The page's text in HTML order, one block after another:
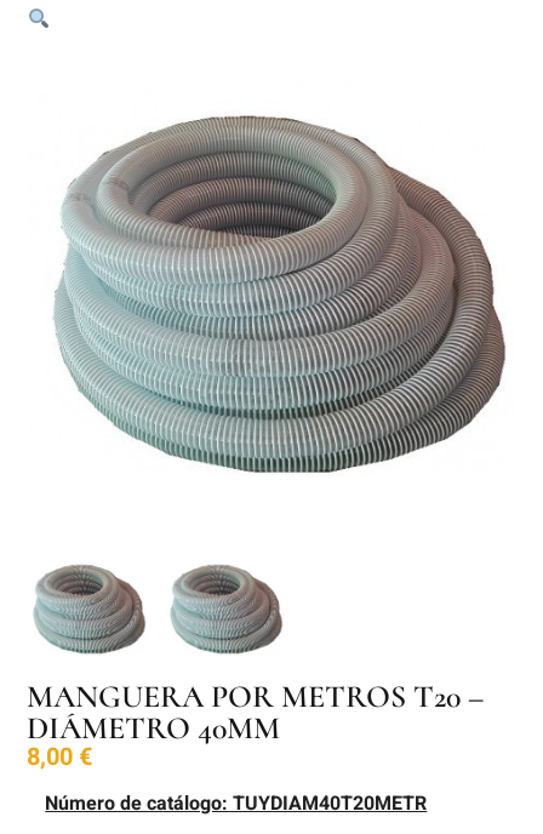
MANGUERA POR METROS T20 –
DIÁMETRO 40MM
8,00€
Número de catálogo: TUYDIAM40T20METR